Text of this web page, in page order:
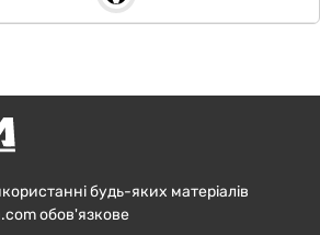
будь-яких матеріалів
обов'язкове